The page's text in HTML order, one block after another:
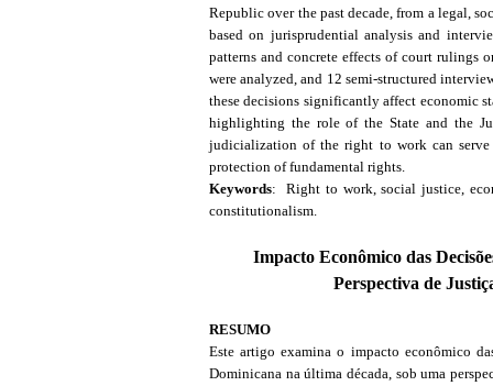
Republic over the past decade, from a legal,
based on jurisprudential analysis and
patterns and concrete effects of court rulings
were analyzed, and 12 semi-structured
these decisions significantly affect economic
highlighting the role of the State and the
judicialization of the right to work can serve
protection of fundamental rights.
Keywords: Right to work, social justice,
constitutionalism.
Impacto Econômico das
Perspectiva de
RESUMO
Este artigo examina o impacto econômico
Dominicana na última década, sob uma